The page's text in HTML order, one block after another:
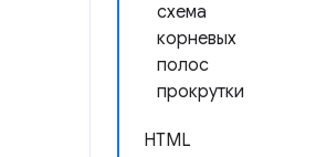
схема
корневых
полос
прокрутки
HTML